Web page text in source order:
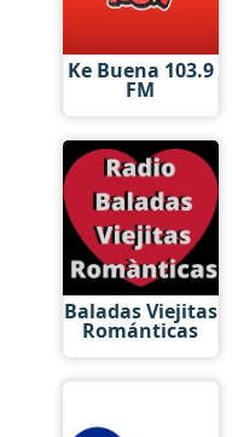
Ke Buena 103.9
FM
Baladas Viejitas
Románticas